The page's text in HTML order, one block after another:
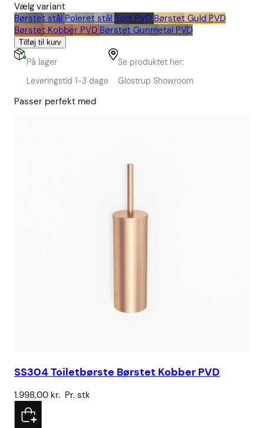
Vælg variant
Børstet stål Poleret stål Sort PVD Børstet Guld PVD
Børstet Kobber PVD Børstet Gunmetal PVD
Tilføj til kurv
På lager
Leveringstid 1-3 dage
Se produktet her:
Glostrup Showroom
Passer perfekt med
SS304 Toiletbørste Børstet Kobber PVD
1.998,00 kr. Pr. stk